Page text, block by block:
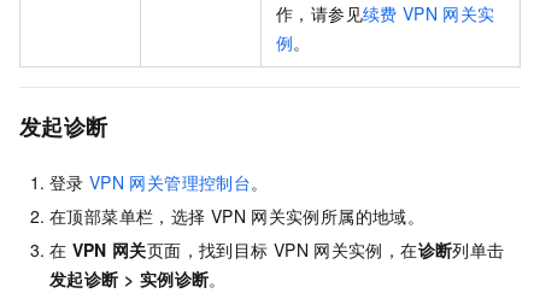
作，请参见续费 VPN 网关实
例。
发起诊断
登录 VPN 网关管理控制台。
在顶部菜单栏，选择 VPN 网关实例所属的地域。
在 VPN 网关页面，找到目标 VPN 网关实例，在诊断列单击
发起诊断 > 实例诊断。